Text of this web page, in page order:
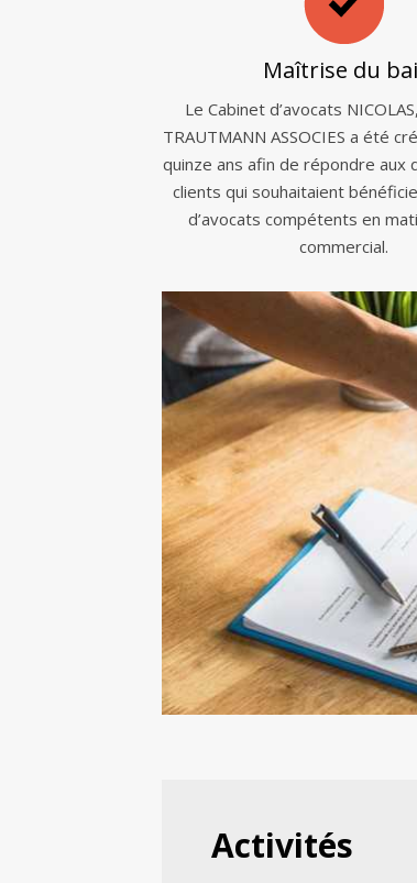
Maîtrise du
Le Cabinet d’avocats
TRAUTMANN ASSOCIES a été
quinze ans afin de répondre aux
clients qui souhaitaient
d’avocats compétents en
commercial.
Activités